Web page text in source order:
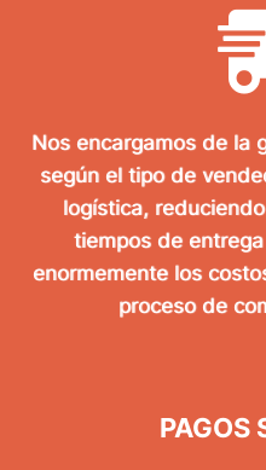
Nos encargamos de la
según el tipo de
logística,
tiempos de
enormemente los
proceso de
PAGOS